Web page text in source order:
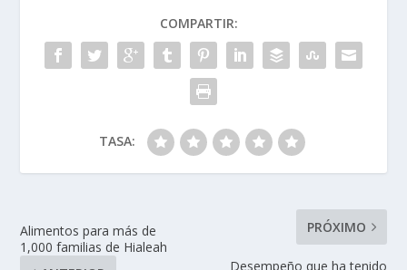
COMPARTIR:
TASA:
Alimentos para más de
1,000 familias de Hialeah
PRÓXIMO
Desempeño que ha tenido